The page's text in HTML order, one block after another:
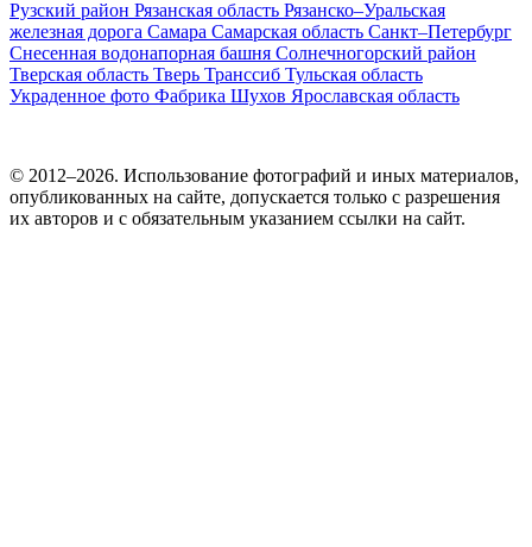
Рузский район Рязанская область Рязанско–Уральская
железная дорога Самара Самарская область Санкт–Петербург
Снесенная водонапорная башня Солнечногорский район
Тверская область Тверь Транссиб Тульская область
Украденное фото Фабрика Шухов Ярославская область
© 2012–2026. Использование фотографий и иных материалов,
опубликованных на сайте, допускается только с разрешения
их авторов и c обязательным указанием ссылки на сайт.